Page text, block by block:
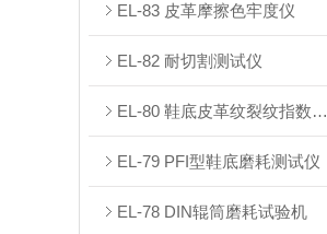
EL-83 皮革摩擦色牢度仪
EL-82 耐切割测试仪
EL-80 鞋底皮革纹裂纹指数测试仪
EL-79 PFI型鞋底磨耗测试仪
EL-78 DIN辊筒磨耗试验机